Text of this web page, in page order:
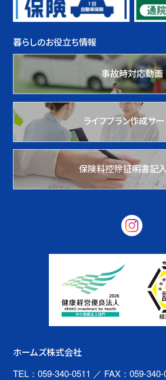
暮らしのお役立ち情報
事故時対応動画
ライフプラン作成サ
保険料控除証明書記
ホームズ株式会社
TEL：059-340-0511 ／ FAX：059-340-